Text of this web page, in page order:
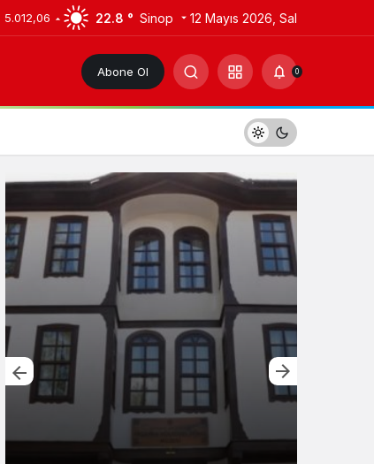
5.012,06 22.8 ° Sinop 12 Mayıs 2026, Sal
Abone Ol 0